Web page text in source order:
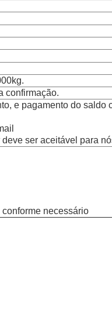
confirmação.
e pagamento do saldo
ser aceitável para
necessário